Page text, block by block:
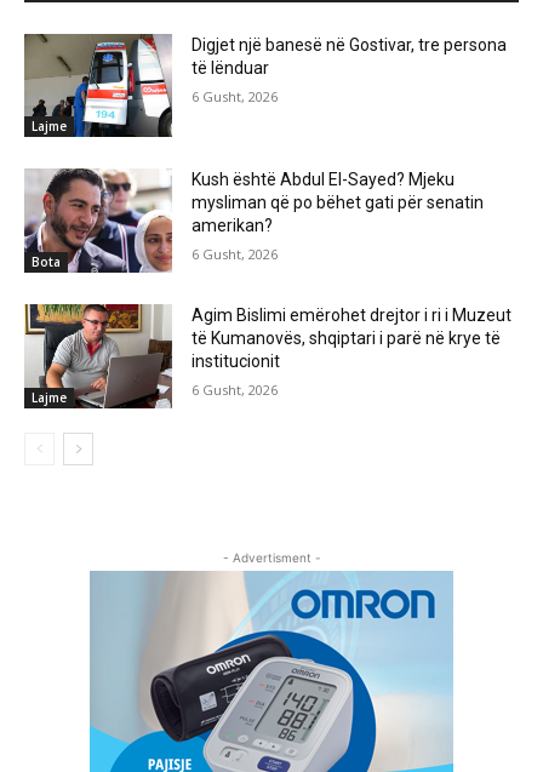
Lajme
Digjet një banesë në Gostivar, tre persona
të lënduar
6 Gusht, 2026
Bota
Kush është Abdul El-Sayed? Mjeku
mysliman që po bëhet gati për senatin
amerikan?
6 Gusht, 2026
Lajme
Agim Bislimi emërohet drejtor i ri i Muzeut
të Kumanovës, shqiptari i parë në krye të
institucionit
6 Gusht, 2026
- Advertisment -